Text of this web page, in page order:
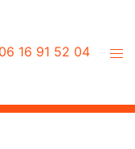
06 16 91 52 04